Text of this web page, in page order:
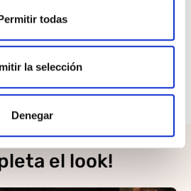
todas
la selección
Denegar
del pie.
que solo Hi-Tec puede
el look!